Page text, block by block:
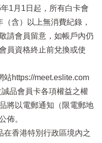
1月1日起，所有白卡會
含）以上無消費紀錄，
請會員留意，如帳戶內仍
員資格終止前兌換或使
站https://meet.eslite.com
品會員卡各項權益之權
將以電郵通知（限電郵地
佈。
在香港特別行政區境內之